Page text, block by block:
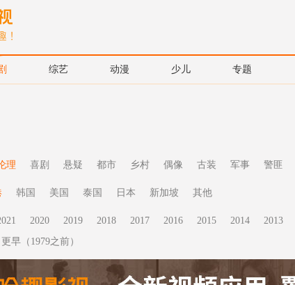
综艺 动漫 少儿 专题
理 喜剧 悬疑 都市 乡村 偶像 古装 军事 警匪
韩国 美国 泰国 日本 新加坡 其他
2020 2019 2018 2017 2016 2015 2014 2013
更早（1979之前）